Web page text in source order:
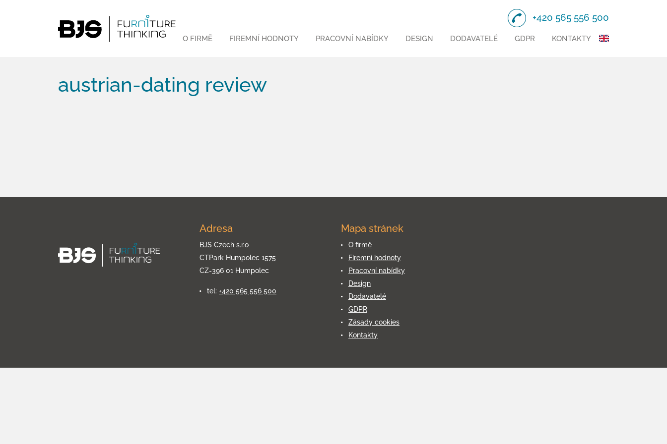
+420 565 556 500
O FIRMĚ FIREMNÍ HODNOTY PRACOVNÍ NABÍDKY DESIGN DODAVATELÉ GDPR KONTAKTY
austrian-dating review
Adresa
BJS Czech s.r.o
CTPark Humpolec 1575
CZ-396 01 Humpolec
tel: +420 565 556 500
Mapa stránek
O firmě
Firemní hodnoty
Pracovní nabídky
Design
Dodavatelé
GDPR
Zásady cookies
Kontakty